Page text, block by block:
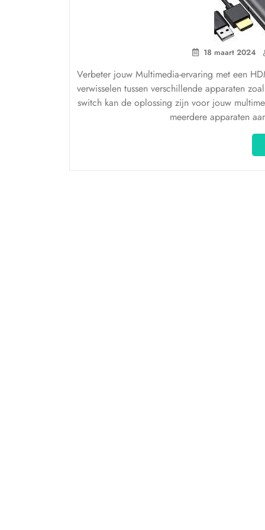
18 maart 2024
Verbeter jouw Multimedia-ervaring met een
verwisselen tussen verschillende apparaten
switch kan de oplossing zijn voor jouw
meerdere apparaten